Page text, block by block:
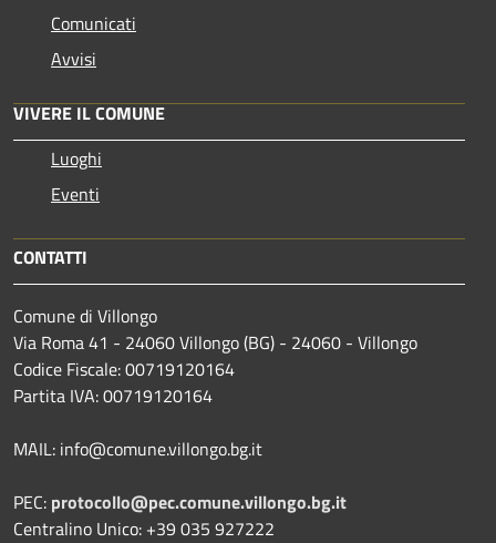
Comunicati
Avvisi
VIVERE IL COMUNE
Luoghi
Eventi
CONTATTI
Comune di Villongo
Via Roma 41 - 24060 Villongo (BG) - 24060 - Villongo
Codice Fiscale: 00719120164
Partita IVA: 00719120164
MAIL: info@comune.villongo.bg.it
PEC: protocollo@pec.comune.villongo.bg.it
Centralino Unico: +39 035 927222